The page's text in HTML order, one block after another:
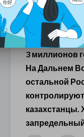
народ».
иностранцы
3 миллионов
На Дальнем
остальной
казахстанцы.